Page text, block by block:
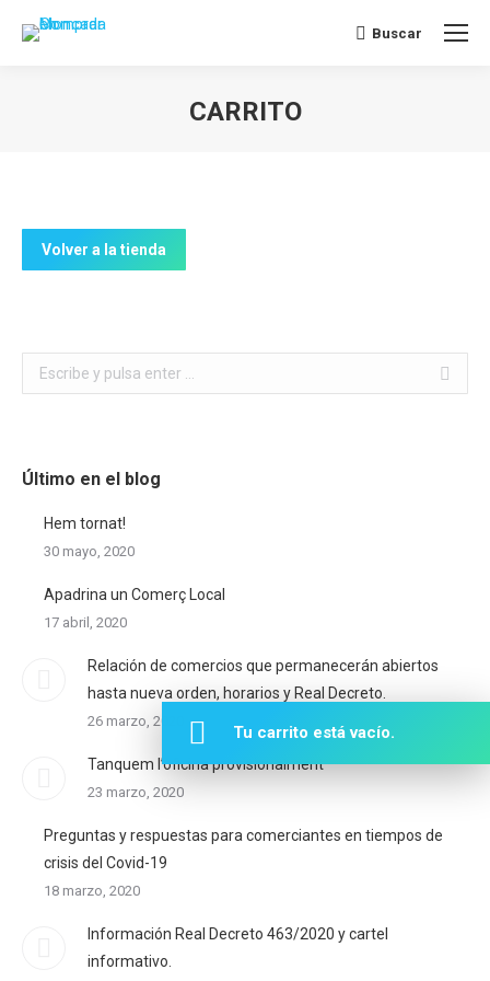
Buscar:
Buscar
CARRITO
Tu carrito está vacío.
Volver a la tienda
Buscar:
Último en el blog
Hem tornat!
30 mayo, 2020
Apadrina un Comerç Local
17 abril, 2020
Relación de comercios que permanecerán abiertos
hasta nueva orden, horarios y Real Decreto.
26 marzo, 2020
Tanquem l’oficina provisionalment
23 marzo, 2020
Preguntas y respuestas para comerciantes en tiempos de
crisis del Covid-19
18 marzo, 2020
Información Real Decreto 463/2020 y cartel
informativo.